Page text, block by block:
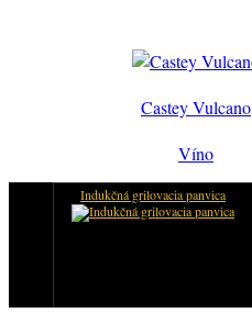
Castey Vulcano
Víno
Indukčná grilovacia panvica